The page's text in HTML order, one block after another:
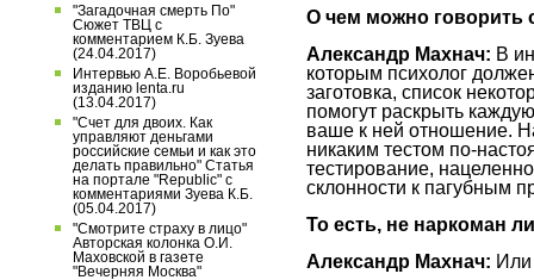
О чем можно говорить
Александр Махнач: В
которым психолог
заготовка, список
помогут раскрыть
ваше к ней отношение.
никаким тестом по-
тестирование,
склонности к пагубным
То есть, не наркоман
Александр Махнач: Или
"Загадочная смерть По"
Сюжет ТВЦ с
комментарием К.Б. Зуева
(24.04.2017)
Интервью А.Е. Воробьевой
изданию lenta.ru
(13.04.2017)
"Счет для двоих. Как
управляют деньгами
российские семьи и как это
делать правильно" Статья
на портале "Republic" с
комментариями Зуева К.Б.
(05.04.2017)
"Смотрите страху в лицо"
Авторская колонка О.И.
Маховской в газете
"Вечерняя Москва"